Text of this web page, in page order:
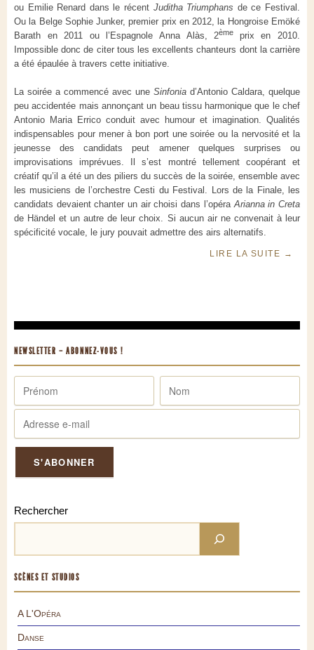
ou Emilie Renard dans le récent Juditha Triumphans de ce Festival.
Ou la Belge Sophie Junker, premier prix en 2012, la Hongroise Emöké
Barath en 2011 ou l’Espagnole Anna Alàs, 2ème prix en 2010.
Impossible donc de citer tous les excellents chanteurs dont la carrière
a été épaulée à travers cette initiative.
La soirée a commencé avec une Sinfonia d’Antonio Caldara, quelque
peu accidentée mais annonçant un beau tissu harmonique que le chef
Antonio Maria Errico conduit avec humour et imagination. Qualités
indispensables pour mener à bon port une soirée ou la nervosité et la
jeunesse des candidats peut amener quelques surprises ou
improvisations imprévues. Il s’est montré tellement coopérant et
créatif qu’il a été un des piliers du succès de la soirée, ensemble avec
les musiciens de l’orchestre Cesti du Festival. Lors de la Finale, les
candidats devaient chanter un air choisi dans l’opéraArianna in Creta
de Händel et un autre de leur choix. Si aucun air ne convenait à leur
spécificité vocale, le jury pouvait admettre des airs alternatifs.
LIRE LA SUITE →
NEWSLETTER – ABONNEZ-VOUS !
Rechercher
SCÈNES ET STUDIOS
A L'Opéra
Danse